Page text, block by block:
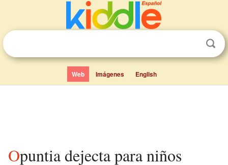
Web Imágenes English
Opuntia dejecta para niños